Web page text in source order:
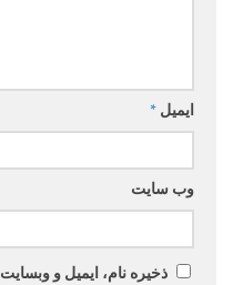
ایمیل *
وب‌ سایت
ذخیره نام، ایمیل و